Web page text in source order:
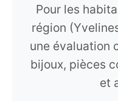
Pour les
région
une évaluation
bijoux, pièces
et